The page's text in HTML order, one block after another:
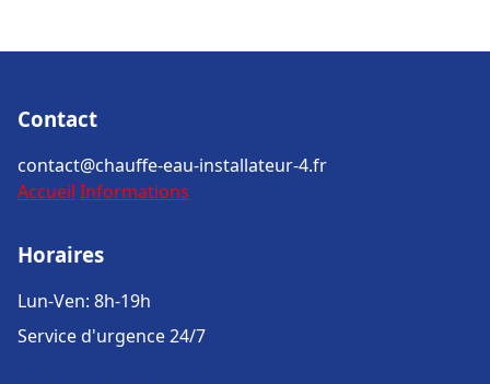
Contact
contact@chauffe-eau-installateur-4.fr
Accueil Informations
Horaires
Lun-Ven: 8h-19h
Service d'urgence 24/7